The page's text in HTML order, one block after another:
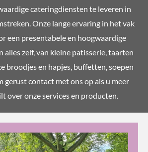
cateringdiensten te leveren in
Onze lange ervaring in het vak
een presentabele en hoogwaardige
alles zelf, van kleine patisserie, taarten
broodjes en hapjes, buffetten, soepen
gerust contact met ons op als u meer
over onze services en producten.